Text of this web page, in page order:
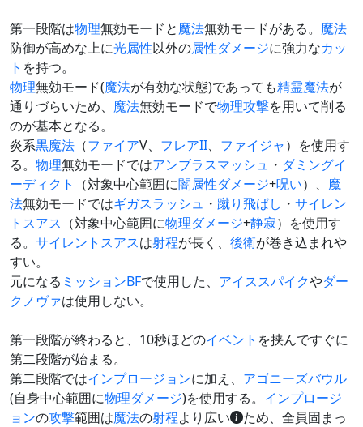
第一段階は物理無効モードと魔法無効モードがある。 魔法
防御が高めな上に光属性以外の属性ダメージに強力なカッ
ト を持つ。
物理無効モード(魔法が有効な状態)であっても精霊魔法が
通りづらいため、 魔法無効モードで物理攻撃を用いて削る
のが基本となる。
炎系黒魔法 （ファイアV、 フレアII、 ファイジャ）を使用す
る。 物理無効モードではアンブラスマッシュ ・ ダミングイ
ーディクト
（対象中心範囲に闇属性ダメージ+呪い）、 魔
法無効モードではギガスラッシュ ・ 蹴り飛ばし ・ サイレン
トスアス （対象中心範囲に物理ダメージ+静寂）を使用す
る。 サイレントスアスは射程が長く、 後衛が巻き込まれや
すい。
元になる ミッションBFで使用した、 アイススパイクやダー
クノヴァは使用しない。
第一段階が終わると、10秒ほどのイベント を挟んですぐに
第二段階が始まる。
第二段階ではインプロージョンに加え、 アゴニーズバウル
(自身中心範囲に物理ダメージ)を使用する。 インプロージ
ョンの攻撃範囲は魔法の射程より広い
ため、全員固まっ